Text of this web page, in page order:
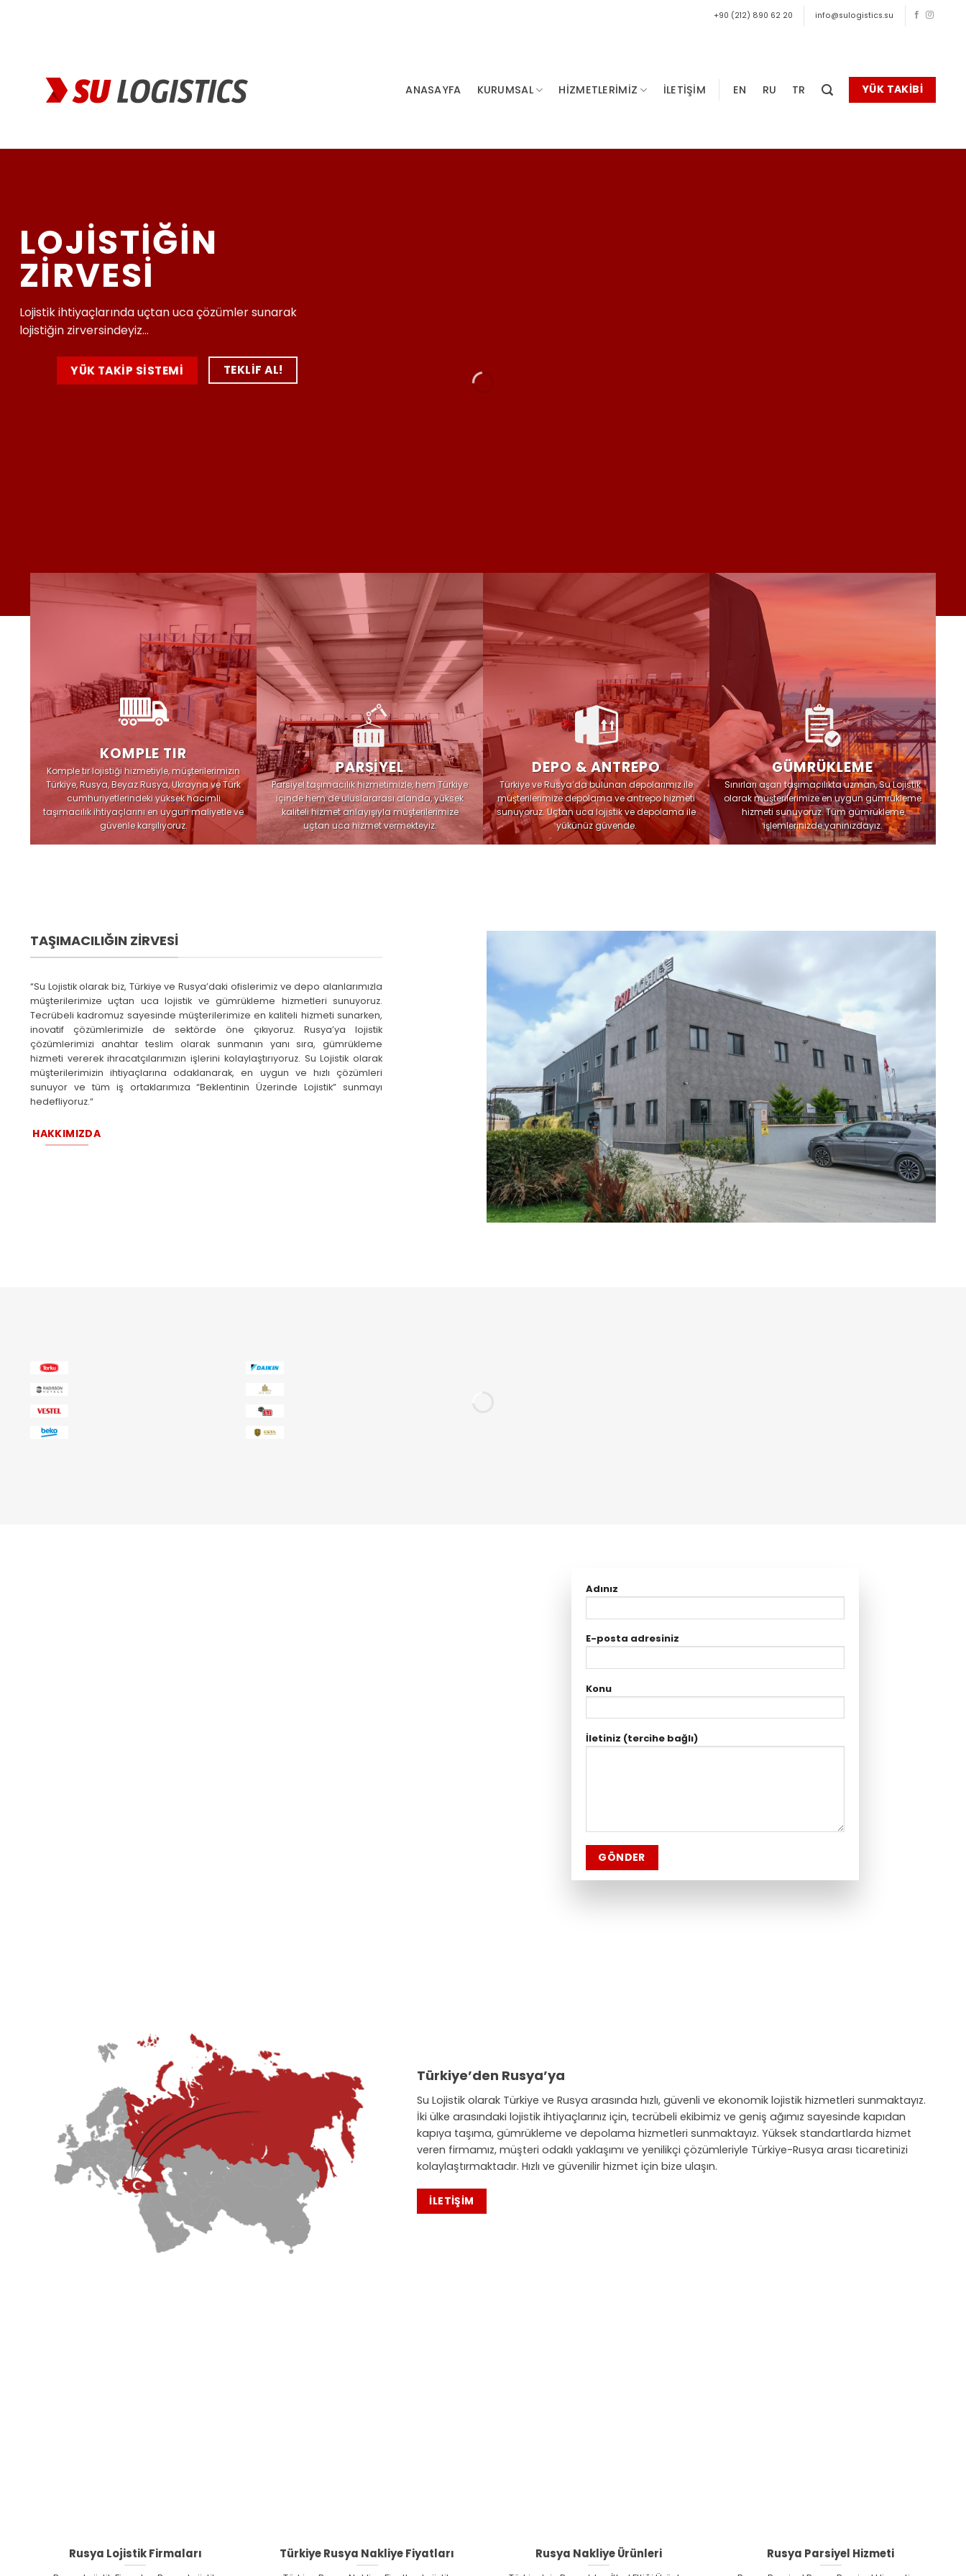
+90 (212) 890 62 20 info@sulogistics.su
ANASAYFA KURUMSAL HİZMETLERİMİZ İLETİŞİM EN RU TR YÜK TAKİBİ
LOJİSTİĞİN
ZİRVESİ
Lojistik ihtiyaçlarında uçtan uca çözümler sunarak
lojistiğin zirversindeyiz…
YÜK TAKIP SISTEMI TEKLIF AL!
KOMPLE TIR
Komple tır lojistiği hizmetiyle, müşterilerimizin
Türkiye, Rusya, Beyaz Rusya, Ukrayna ve Türk
cumhuriyetlerindeki yüksek hacimli
taşımacılık ihtiyaçlarını en uygun maliyetle ve
güvenle karşılıyoruz.
PARSİYEL
Parsiyel taşımacılık hizmetimizle, hem Türkiye
içinde hem de uluslararası alanda, yüksek
kaliteli hizmet anlayışıyla müşterilerimize
uçtan uca hizmet vermekteyiz.
DEPO & ANTREPO
Türkiye ve Rusya’da bulunan depolarımız ile
müşterilerimize depolama ve antrepo hizmeti
sunuyoruz. Uçtan uca lojistik ve depolama ile
yükünüz güvende.
GÜMRÜKLEME
Sınırları aşan taşımacılıkta uzman, Su Lojistik
olarak müşterilerimize en uygun gümrükleme
hizmeti sunuyoruz. Tüm gümrükleme
işlemlerinizde yanınızdayız.
TAŞIMACILIĞIN ZIRVESI
“Su Lojistik olarak biz, Türkiye ve Rusya’daki ofislerimiz ve depo alanlarımızla
müşterilerimize uçtan uca lojistik ve gümrükleme hizmetleri sunuyoruz.
Tecrübeli kadromuz sayesinde müşterilerimize en kaliteli hizmeti sunarken,
inovatif çözümlerimizle de sektörde öne çıkıyoruz. Rusya’ya lojistik
çözümlerimizi anahtar teslim olarak sunmanın yanı sıra, gümrükleme
hizmeti vererek ihracatçılarımızın işlerini kolaylaştırıyoruz. Su Lojistik olarak
müşterilerimizin ihtiyaçlarına odaklanarak, en uygun ve hızlı çözümleri
sunuyor ve tüm iş ortaklarımıza “Beklentinin Üzerinde Lojistik” sunmayı
hedefliyoruz.“
HAKKIMIZDA
Adınız
E-posta adresiniz
Konu
İletiniz (tercihe bağlı)
Türkiye’den Rusya’ya
Su Lojistik olarak Türkiye ve Rusya arasında hızlı, güvenli ve ekonomik lojistik hizmetleri sunmaktayız.
İki ülke arasındaki lojistik ihtiyaçlarınız için, tecrübeli ekibimiz ve geniş ağımız sayesinde kapıdan
kapıya taşıma, gümrükleme ve depolama hizmetleri sunmaktayız. Yüksek standartlarda hizmet
veren firmamız, müşteri odaklı yaklaşımı ve yenilikçi çözümleriyle Türkiye-Rusya arası ticaretinizi
kolaylaştırmaktadır. Hızlı ve güvenilir hizmet için bize ulaşın.
İLETIŞIM
Rusya Lojistik Firmaları Türkiye Rusya Nakliye Fiyatları Rusya Nakliye Ürünleri Rusya Parsiyel Hizmeti